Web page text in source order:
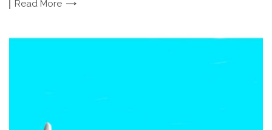
Read More